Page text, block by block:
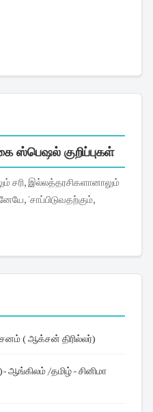
ஸ்பெஷல் குறிப்புகள்
( ஆக்சன் திரில்லர்)
ஆங்கிலம் /தமிழ் - சினிமா